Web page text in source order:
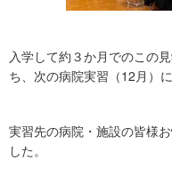
入学して約３か月でのこの
ち、次の病院実習（12月）
実習先の病院・施設の皆様
した。